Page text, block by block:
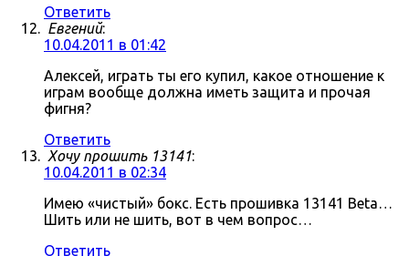
Ответить
Евгений:
10.04.2011 в 01:42
Алексей, играть ты его купил, какое отношение к
играм вообще должна иметь защита и прочая
фигня?
Ответить
Хочу прошить 13141:
10.04.2011 в 02:34
Имею «чистый» бокс. Есть прошивка 13141 Beta…
Шить или не шить, вот в чем вопрос…
Ответить